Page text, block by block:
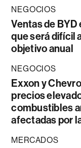
NEGOCIOS
Ventas de BYD
que será difícil
objetivo anual
NEGOCIOS
Exxon y
precios
combustibles
afectadas por
MERCADOS